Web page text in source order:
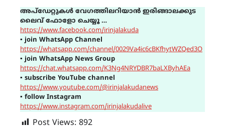
അപ്ഡേറ്റുകൾ വേഗത്തിലറിയാൻ ഇരിങ്ങാലക്കുട
ലൈവ് ഫോളോ ചെയ്യൂ …
https://www.facebook.com/irinjalakuda
▪ join WhatsApp Channel
https://whatsapp.com/channel/0029Va4ic6cBKfhytWZQed3O
▪ join WhatsApp News Group
https://chat.whatsapp.com/K3Ng4NRYDBR7baLXByhAEa
▪ subscribe YouTube channel
https://www.youtube.com/@irinjalakudanews
▪ follow Instagram
https://www.instagram.com/irinjalakudalive
Post Views: 892